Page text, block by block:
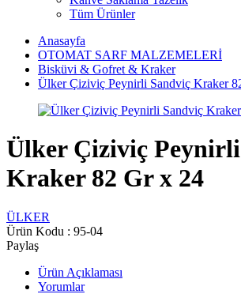
Tüm Ürünler
Anasayfa
OTOMAT SARF MALZEMELERİ
Bisküvi & Gofret & Kraker
Ülker Çiziviç Peynirli Sandviç Kraker
Ülker Çiziviç
Kraker 82 Gr x 24
ÜLKER
Ürün Kodu : 95-04
Paylaş
Ürün Açıklaması
Yorumlar